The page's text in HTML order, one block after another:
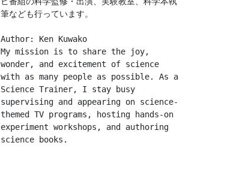
筆なども行っています。
Author: Ken Kuwako
My mission is to share the joy,
wonder, and excitement of science
with as many people as possible. As a
Science Trainer, I stay busy
supervising and appearing on science-
themed TV programs, hosting hands-on
experiment workshops, and authoring
science books.